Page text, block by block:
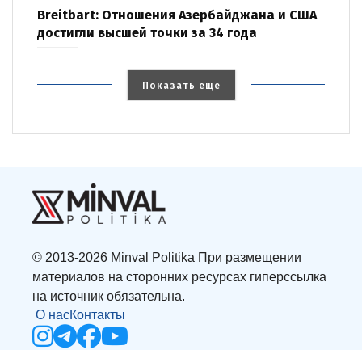
Breitbart: Отношения Азербайджана и США
достигли высшей точки за 34 года
Показать еще
© 2013-2026 Minval Politika При размещении
материалов на сторонних ресурсах гиперссылка
на источник обязательна.
О насКонтакты